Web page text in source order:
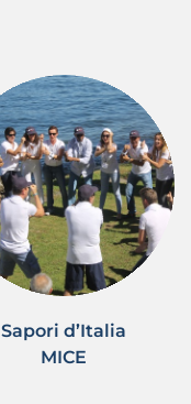
Sapori d’Italia
MICE